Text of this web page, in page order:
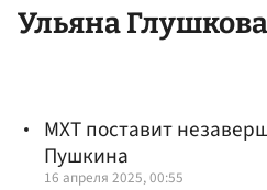
Ульяна Глушкова
МХТ поставит
Пушкина
16 апреля 2025, 00:55